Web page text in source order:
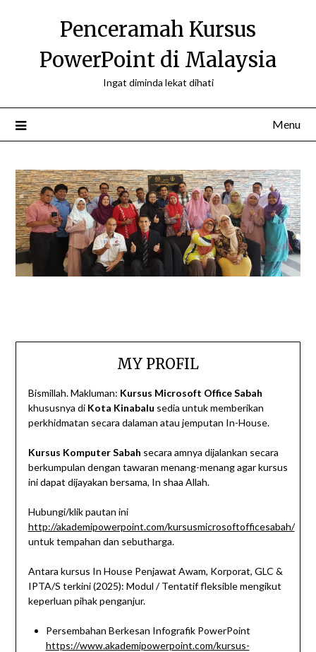
Penceramah Kursus
PowerPoint di Malaysia
Ingat diminda lekat dihati
Menu
MY PROFIL
Bismillah. Makluman: Kursus Microsoft Office Sabah
khususnya di Kota Kinabalu sedia untuk memberikan
perkhidmatan secara dalaman atau jemputan In-House.
Kursus Komputer Sabah secara amnya dijalankan secara
berkumpulan dengan tawaran menang-menang agar kursus
ini dapat dijayakan bersama, In shaa Allah.
Hubungi/klik pautan ini
http://akademipowerpoint.com/kursusmicrosoftofficesabah/
untuk tempahan dan sebutharga.
Antara kursus In House Penjawat Awam, Korporat, GLC &
IPTA/S terkini (2025): Modul / Tentatif fleksible mengikut
keperluan pihak penganjur.
Persembahan Berkesan Infografik PowerPoint
https://www.akademipowerpoint.com/kursus-